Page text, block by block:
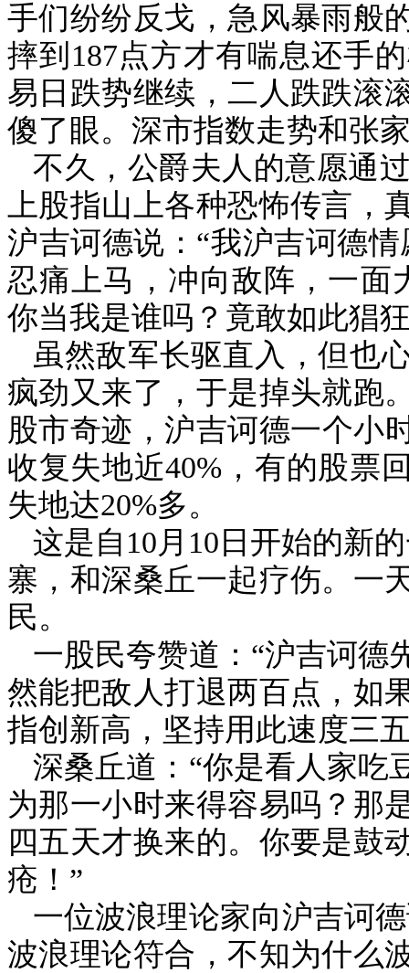
手们纷纷反戈，急风暴雨般
摔到 187点方才有喘息还手
易日跌势继续，二人跌跌滚
傻了眼。深市指数走势和张
不久，公爵夫人的意愿通
上股指山上各种恐怖传言，
沪吉诃德说：“我沪吉诃德
忍痛上马，冲向敌阵，一面
你当我是谁吗？竟敢如此猖
虽然敌军长驱直入，但也
疯劲又来了，于是掉头就跑
股市奇迹，沪吉诃德一个小
收复失地近40% ，有的股票
失地达20%多。
这是自 10月 10 日开始的新
寨，和深桑丘一起疗伤。一
民。
一股民夸赞道：“沪吉诃德
然能把敌人打退两百点，如
指创新高，坚持用此速度三
深桑丘道：“你是看人家吃
为那一小时来得容易吗？那
四五天才换来的。你要是鼓
疮！”
一位波浪理论家向沪吉诃
波浪理论符合，不知为什么